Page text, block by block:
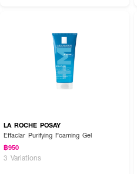
LA ROCHE POSAY
Effaclar Purifying Foaming Gel
฿950
3 Variations